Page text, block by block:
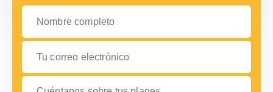
Nombre completo
Tu correo electrónico
Cuéntanos sobre tus planes